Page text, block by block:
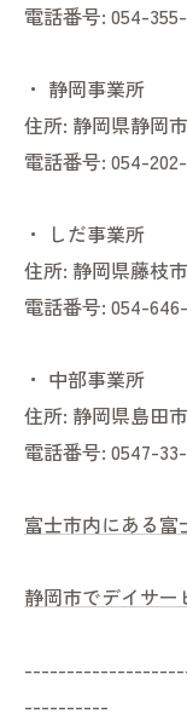
電話番号: 054-355-
・ 静岡事業所
住所: 静岡県静岡
電話番号: 054-
・
しだ事業所
住所: 静岡県藤枝
電話番号: 054-
・ 中部事業所
住所: 静岡県島田
電話番号: 0547-
富士市内にある富
静岡市でデイサ
----------